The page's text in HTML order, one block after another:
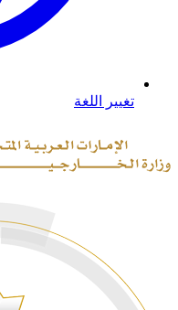
تغيير اللغة